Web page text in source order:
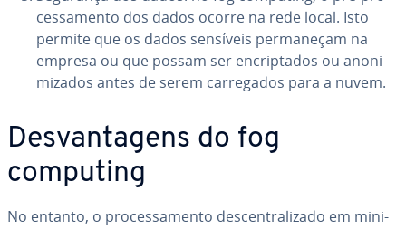
ces­sa­mento dos dados ocorre na rede local. Isto
permite que os dados sensíveis per­ma­ne­çam na
empresa ou que possam ser en­crip­ta­dos ou ano­ni­
mi­za­dos antes de serem car­re­ga­dos para a nuvem.
Des­van­ta­gens do fog
computing
No entanto, o pro­ces­sa­mento des­cen­tra­li­zado em mi­ni­